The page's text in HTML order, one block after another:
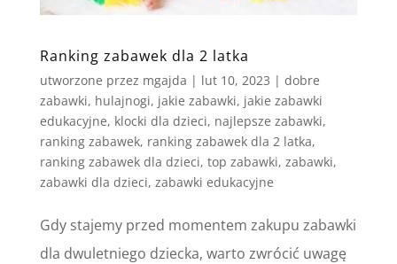
Ranking zabawek dla 2 latka
utworzone przez mgajda | lut 10, 2023 | dobre
zabawki, hulajnogi, jakie zabawki, jakie zabawki
edukacyjne, klocki dla dzieci, najlepsze zabawki,
ranking zabawek, ranking zabawek dla 2 latka,
ranking zabawek dla dzieci, top zabawki, zabawki,
zabawki dla dzieci, zabawki edukacyjne
Gdy stajemy przed momentem zakupu zabawki
dla dwuletniego dziecka, warto zwrócić uwagę